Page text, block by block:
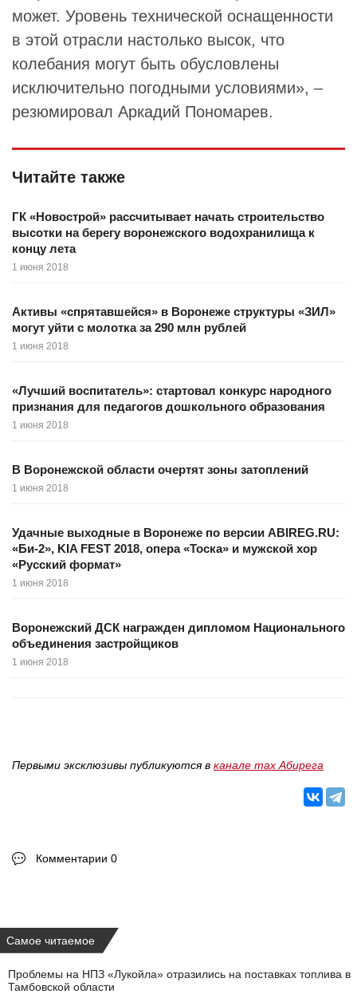
может. Уровень технической оснащенности
в этой отрасли настолько высок, что
колебания могут быть обусловлены
исключительно погодными условиями», –
резюмировал Аркадий Пономарев.
Читайте также
ГК «Новострой» рассчитывает начать строительство
высотки на берегу воронежского водохранилища к
концу лета
1 июня 2018
Активы «спрятавшейся» в Воронеже структуры «ЗИЛ»
могут уйти с молотка за 290 млн рублей
1 июня 2018
«Лучший воспитатель»: стартовал конкурс народного
признания для педагогов дошкольного образования
1 июня 2018
В Воронежской области очертят зоны затоплений
1 июня 2018
Удачные выходные в Воронеже по версии ABIREG.RU:
«Би-2», KIA FEST 2018, опера «Тоска» и мужской хор
«Русский формат»
1 июня 2018
Воронежский ДСК награжден дипломом Национального
объединения застройщиков
1 июня 2018
Первыми эксклюзивы публикуются в канале max Абирега
Комментарии 0
Самое читаемое
Проблемы на НПЗ «Лукойла» отразились на поставках топлива в
Тамбовской области